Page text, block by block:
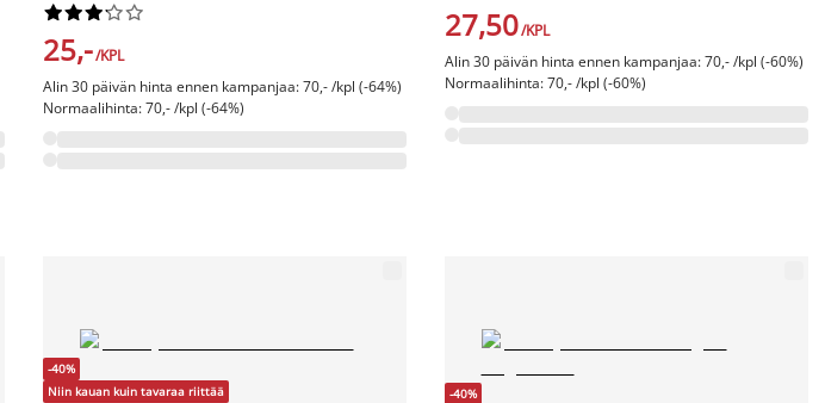






25,-/KPL
Alin 30 päivän hinta ennen kampanjaa: 70,- /kpl (-64%)
Normaalihinta: 70,- /kpl (-64%)
27,50/KPL
Alin 30 päivän hinta ennen kampanjaa: 70,- /kpl (-60%)
Normaalihinta: 70,- /kpl (-60%)
-40%
Niin kauan kuin tavaraa riittää
-40%